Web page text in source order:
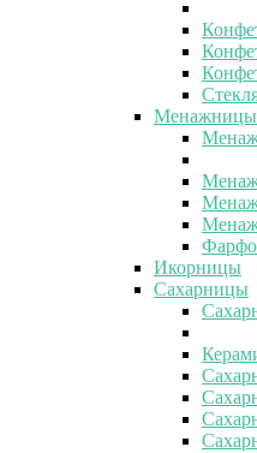
Менажницы
Икорницы
Сахарницы